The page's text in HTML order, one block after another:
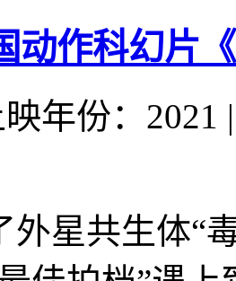
动作科幻片
映年份：2021 |
外星共生体“